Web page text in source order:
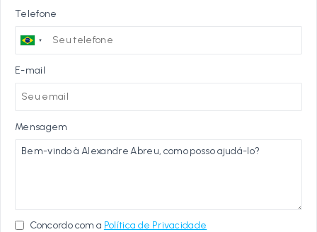
Telefone
E-mail
Mensagem
Concordo com a Política de Privacidade